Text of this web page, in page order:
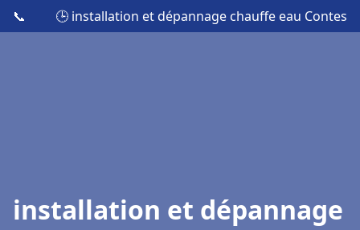
📞 🕒 installation et dépannage chauffe eau Contes
installation et dépannage